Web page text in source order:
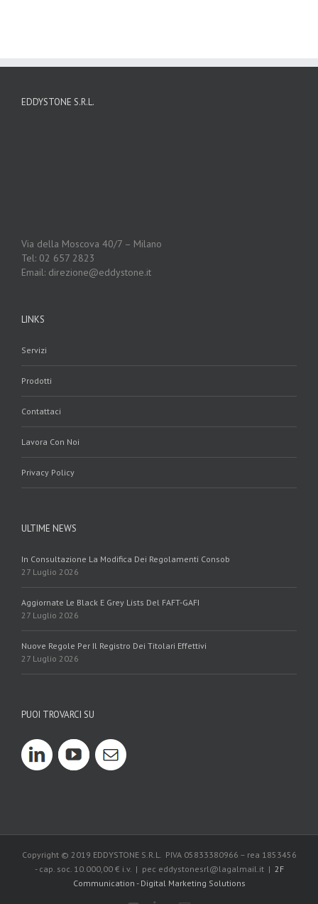
EDDYSTONE S.R.L.
Via della Moscova 40/7 – Milano
Tel: 02 657 2823
Email: direzione@eddystone.it
LINKS
Servizi
Prodotti
Contattaci
Lavora Con Noi
Privacy Policy
ULTIME NEWS
In Consultazione La Modifica Dei Regolamenti Consob
27 Luglio 2026
Aggiornate Le Black E Grey Lists Del FAFT-GAFI
27 Luglio 2026
Nuove Regole Per Il Registro Dei Titolari Effettivi
27 Luglio 2026
PUOI TROVARCI SU
Copyright © 2019 EDDYSTONE S.R.L. PIVA 05833380966 – rea 1853456
- cap. soc. 10.000,00 € i.v. | pec eddystonesrl@lagalmail.it | 2F
Communication - Digital Marketing Solutions